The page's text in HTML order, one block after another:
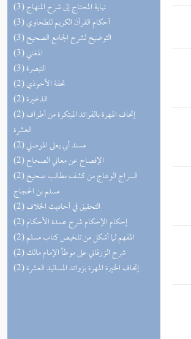
(3) نهاية المحتاج إلى شرح المنهاج
(3) أحكام القرآن الكريم للطحاوي
(3) التوضيح لشرح الجامع الصحيح
(3) المغني
(3) التبصرة
(2) تحفة الأحوذي
(2) الذخيرة
(2) إتحاف المهرة بالفوائد المبتكرة من أطراف
العشرة
(2) مسند أبي يعلى الموصلي
(2) الإفصاح عن معاني الصحاح
(2) السراج الوهاج من كشف مطالب صحيح
مسلم بن الحجاج
(2) التحقيق في أحاديث الخلاف
(2) إحكام الإحكام شرح عمدة الأحكام
(2) المفهم لما أشكل من تلخيص كتاب مسلم
(2) شرح الزرقاني على موطأ الإمام مالك
(2) إتحاف الخيرة المهرة بزوائد المسانيد العشرة